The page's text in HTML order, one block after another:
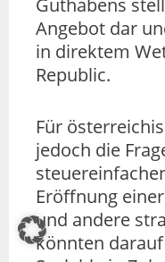
Guthabens
Angebot dar
in direktem
Republic.
Für
jedoch die
Eröffnung
und andere
könnten